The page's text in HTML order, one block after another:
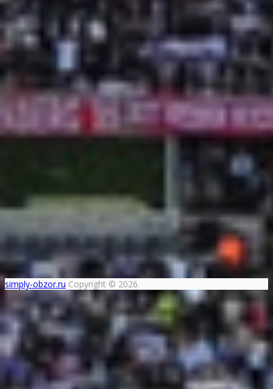
simply-obzor.ru Copyright © 2026.